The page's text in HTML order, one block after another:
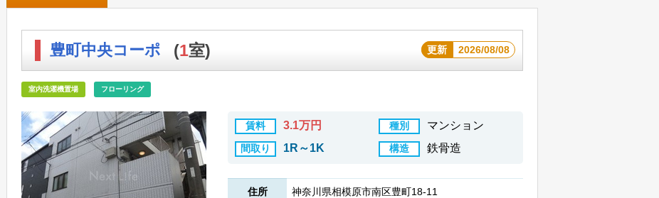
豊町中央コーポ (1室) 更新 2026/08/08
室内洗濯機置場 フローリング
賃料 3.1万円 種別 マンション
間取り 1R～1K 構造 鉄骨造
住所 神奈川県相模原市南区豊町18-11